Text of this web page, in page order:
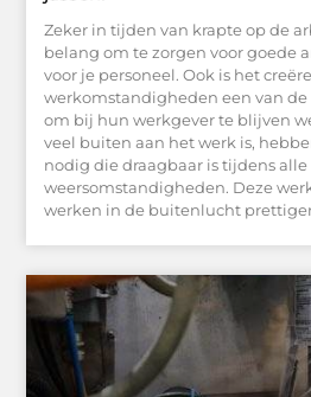
Zeker in tijden van krapte op de
belang om te zorgen voor goede
voor je personeel. Ook is het
werkomstandigheden een van
om bij hun werkgever te blijven
veel buiten aan het werk is,
nodig die draagbaar is tijdens alle
weersomstandigheden. Deze
werken in de buitenlucht